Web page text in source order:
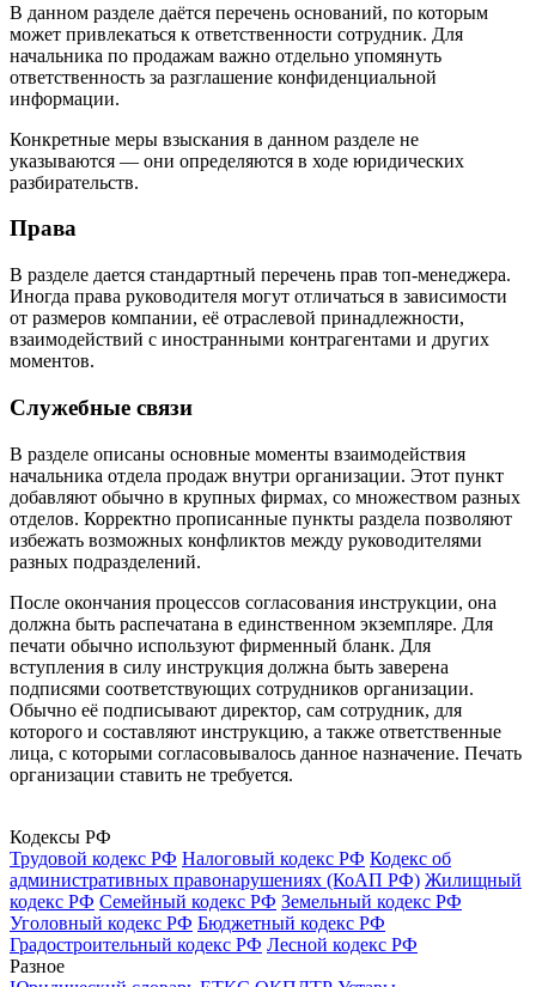
В данном разделе даётся перечень оснований, по которым
может привлекаться к ответственности сотрудник. Для
начальника по продажам важно отдельно упомянуть
ответственность за разглашение конфиденциальной
информации.
Конкретные меры взыскания в данном разделе не
указываются — они определяются в ходе юридических
разбирательств.
Права
В разделе дается стандартный перечень прав топ-менеджера.
Иногда права руководителя могут отличаться в зависимости
от размеров компании, её отраслевой принадлежности,
взаимодействий с иностранными контрагентами и других
моментов.
Служебные связи
В разделе описаны основные моменты взаимодействия
начальника отдела продаж внутри организации. Этот пункт
добавляют обычно в крупных фирмах, со множеством разных
отделов. Корректно прописанные пункты раздела позволяют
избежать возможных конфликтов между руководителями
разных подразделений.
После окончания процессов согласования инструкции, она
должна быть распечатана в единственном экземпляре. Для
печати обычно используют фирменный бланк. Для
вступления в силу инструкция должна быть заверена
подписями соответствующих сотрудников организации.
Обычно её подписывают директор, сам сотрудник, для
которого и составляют инструкцию, а также ответственные
лица, с которыми согласовывалось данное назначение. Печать
организации ставить не требуется.
Кодексы РФ
Трудовой кодекс РФ Налоговый кодекс РФ Кодекс об
административных правонарушениях (КоАП РФ) Жилищный
кодекс РФ Семейный кодекс РФ Земельный кодекс РФ
Уголовный кодекс РФ Бюджетный кодекс РФ
Градостроительный кодекс РФ Лесной кодекс РФ
Разное